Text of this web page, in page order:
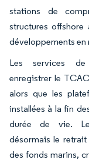
stations de
structures
développements en
Les services de
enregistrer le
alors que les
installées à la fin
durée de vie.
désormais le
des fonds marins,